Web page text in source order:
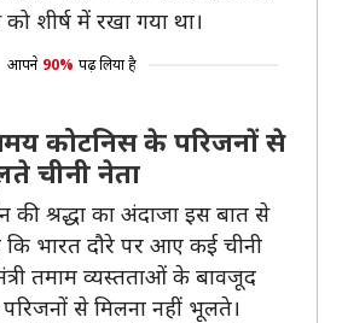
शीर्ष में रखा गया था।
आपने 90% पढ़ लिया है
कोटनिस के परिजनों से
चीनी नेता
की श्रद्धा का अंदाजा इस बात से
भारत दौरे पर आए कई चीनी
तमाम व्यस्तताओं के बावजूद
से मिलना नहीं भूलते।